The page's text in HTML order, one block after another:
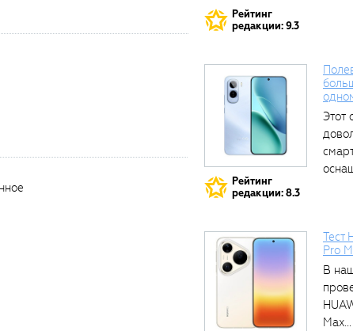
Рейтинг
редакции: 9.3
Рейтинг
редакции: 8.3
Этот
Тест
Pro
В
Max...